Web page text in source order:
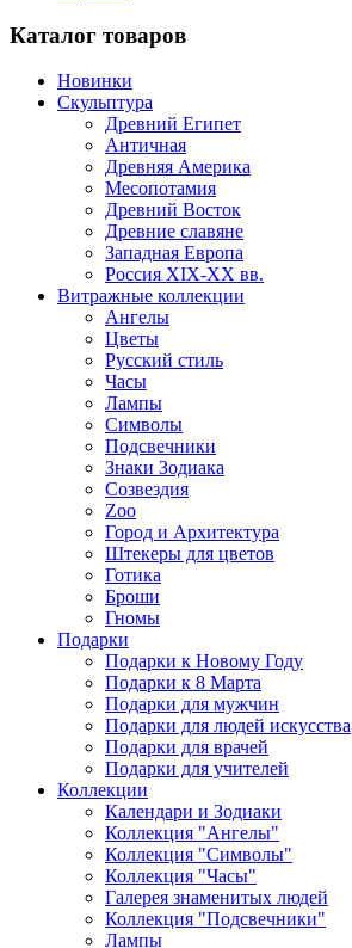
Каталог товаров
Новинки
Скульптура
Древний Египет
Античная
Древняя Америка
Месопотамия
Древний Восток
Древние славяне
Западная Европа
Россия XIX-XX вв.
Витражные коллекции
Ангелы
Цветы
Русский стиль
Часы
Лампы
Символы
Подсвечники
Знаки Зодиака
Созвездия
Zoo
Город и Архитектура
Штекеры для цветов
Готика
Броши
Гномы
Подарки
Подарки к Новому Году
Подарки к 8 Марта
Подарки для мужчин
Подарки для людей искусства
Подарки для врачей
Подарки для учителей
Коллекции
Календари и Зодиаки
Коллекция "Ангелы"
Коллекция "Символы"
Коллекция "Часы"
Галерея знаменитых людей
Коллекция "Подсвечники"
Лампы